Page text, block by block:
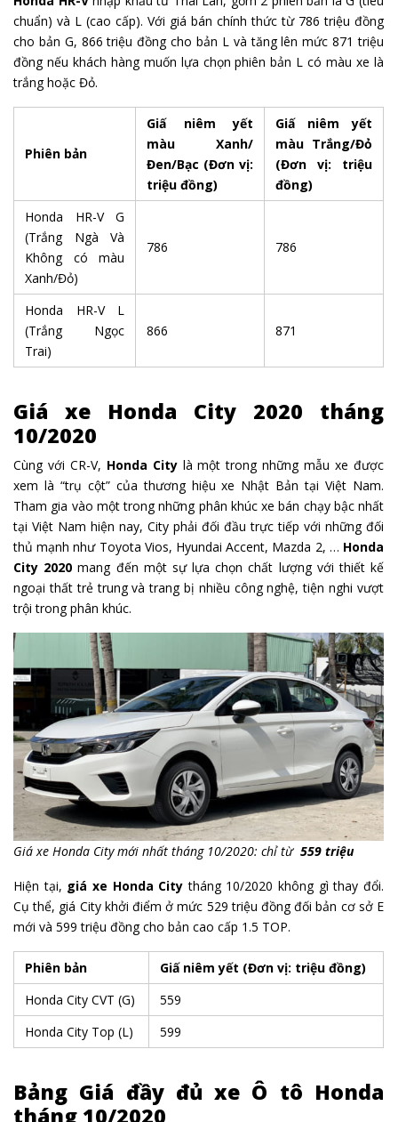
chuẩn) và L (cao cấp). Với giá bán chính thức từ 786 triệu đồng
cho bản G, 866 triệu đồng cho bản L và tăng lên mức 871 triệu
đồng nếu khách hàng muốn lựa chọn phiên bản L có màu xe là
trắng hoặc Đỏ.
Phiên bản
Giấ niêm yết
màu Xanh/
Đen/Bạc (Đơn vị:
triệu đồng)
Giấ niêm yết
màu Trắng/Đỏ
(Đơn vị: triệu
đồng)
Honda HR-V G
(Trắng Ngà Và
Không có màu
Xanh/Đỏ)
786 786
Honda HR-V L
(Trắng Ngọc
Trai)
866 871
Giá xe Honda City 2020 tháng
10/2020
Cùng với CR-V, Honda Citylà một trong những mẫu xe được
xem là “trụ cột” của thương hiệu xe Nhật Bản tại Việt Nam.
Tham gia vào một trong những phân khúc xe bán chạy bậc nhất
tại Việt Nam hiện nay, City phải đối đầu trực tiếp với những đối
thủ mạnh như Toyota Vios, Hyundai Accent, Mazda 2, … Honda
City 2020 mang đến một sự lựa chọn chất lượng với thiết kế
ngoại thất trẻ trung và trang bị nhiều công nghệ, tiện nghi vượt
trội trong phân khúc.
Giá xe Honda City mới nhất tháng 10/2020: chỉ từ 559 triệu
Hiện tại, giá xe Honda City tháng 10/2020 không gì thay đổi.
Cụ thể, giá City khởi điểm ở mức 529 triệu đồng đối bản cơ sở E
mới và 599 triệu đồng cho bản cao cấp 1.5 TOP.
Phiên bản Giấ niêm yết (Đơn vị: triệu đồng)
Honda City CVT (G)
559
Honda City Top (L)
599
Bảng Giá đầy đủ xe Ô tô Honda
tháng 10/2020